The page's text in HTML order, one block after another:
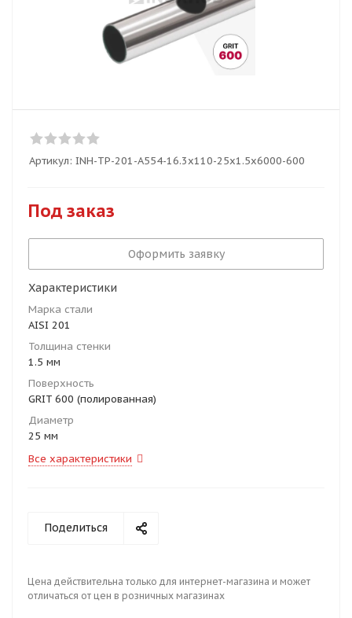
Артикул: INH-TP-201-A554-16.3x110-25x1.5x6000-600
Под заказ
Оформить заявку
Характеристики
Марка стали
AISI 201
Толщина стенки
1.5 мм
Поверхность
GRIT 600 (полированная)
Диаметр
25 мм
Все характеристики
Поделиться
Цена действительна только для интернет-магазина и может
отличаться от цен в розничных магазинах